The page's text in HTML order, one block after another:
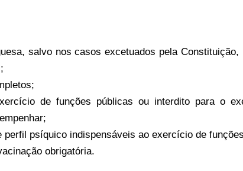
salvo nos casos excetuados pela Constituição,
de funções públicas ou interdito para o
psíquico indispensáveis ao exercício de
obrigatória.